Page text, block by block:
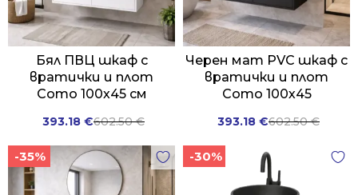
Бял ПВЦ шкаф с
вратички и плот
Como 100х45 см
602.50€
Original
was:
602.50 €.
393.18 €Current
393.18 €.
Черен мат PVC шкаф с
вратички и плот
Como 100х45
602.50€
Original
was:
602.50 €.
393.18 €Current
is:
393.18 €.
-35% -30%